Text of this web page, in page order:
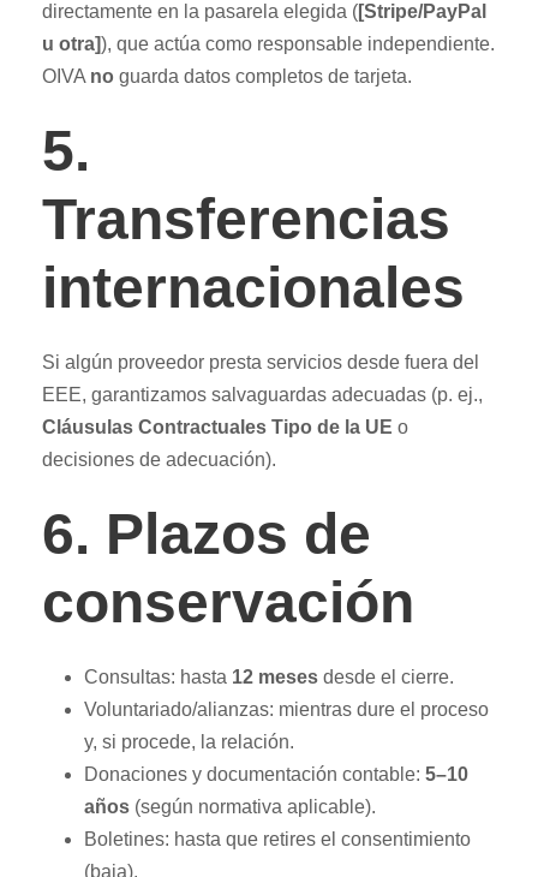
directamente en la pasarela elegida ([Stripe/PayPal
u otra]), que actúa como responsable independiente.
OIVA no guarda datos completos de tarjeta.
5.
Transferencias
internacionales
Si algún proveedor presta servicios desde fuera del
EEE, garantizamos salvaguardas adecuadas (p. ej.,
Cláusulas Contractuales Tipo de la UE o
decisiones de adecuación).
6. Plazos de
conservación
Consultas: hasta 12 meses desde el cierre.
Voluntariado/alianzas: mientras dure el proceso
y, si procede, la relación.
Donaciones y documentación contable: 5–10
años (según normativa aplicable).
Boletines: hasta que retires el consentimiento
(baja).